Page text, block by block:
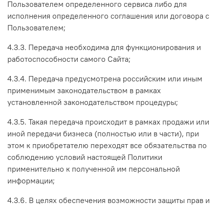
Пользователем определенного сервиса либо для
исполнения определенного соглашения или договора с
Пользователем;
4.3.3. Передача необходима для функционирования и
работоспособности самого Сайта;
4.3.4. Передача предусмотрена российским или иным
применимым законодательством в рамках
установленной законодательством процедуры;
4.3.5. Такая передача происходит в рамках продажи или
иной передачи бизнеса (полностью или в части), при
этом к приобретателю переходят все обязательства по
соблюдению условий настоящей Политики
применительно к полученной им персональной
информации;
4.3.6. В целях обеспечения возможности защиты прав и